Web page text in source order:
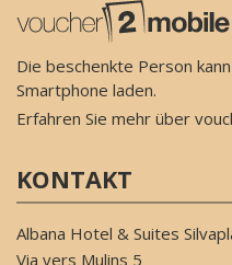
Die beschenkte Person
Smartphone laden.
Erfahren Sie mehr über
KONTAKT
Albana Hotel & Suites
Via vers Mulins 5